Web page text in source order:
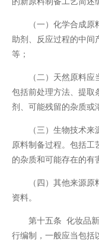
（一）化学合成
助剂、反应过程的中间
等；
（二）天然原料
包括前处理方法、提取
剂、可能残留的杂质或
（三）生物技术
原料制备过程。包括工
的杂质和可能存在的有
（四）其他来源
资料。
第十五条 化妆品
行编制，一般应当包括